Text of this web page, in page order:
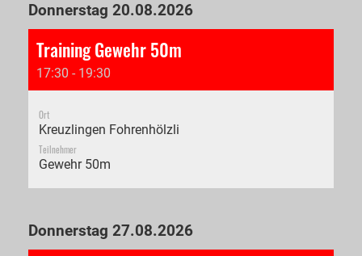
Donnerstag 20.08.2026
Training Gewehr 50m
17:30 - 19:30
Ort
Kreuzlingen Fohrenhölzli
Teilnehmer
Gewehr 50m
Donnerstag 27.08.2026